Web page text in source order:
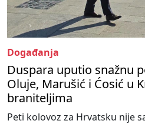
Događanja
Duspara uputio snažnu
Oluje, Marušić i Ćosić u
braniteljima
Peti kolovoz za Hrvatsku nije